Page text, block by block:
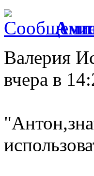
Валерия
вчера в